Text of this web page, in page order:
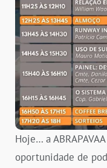
Hoje… a
oportunidade de